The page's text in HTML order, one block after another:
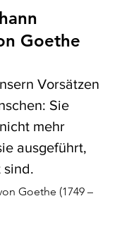
Goethe
Vorsätzen
Sie
mehr
ausgeführt,
sind.
Goethe (1749 –